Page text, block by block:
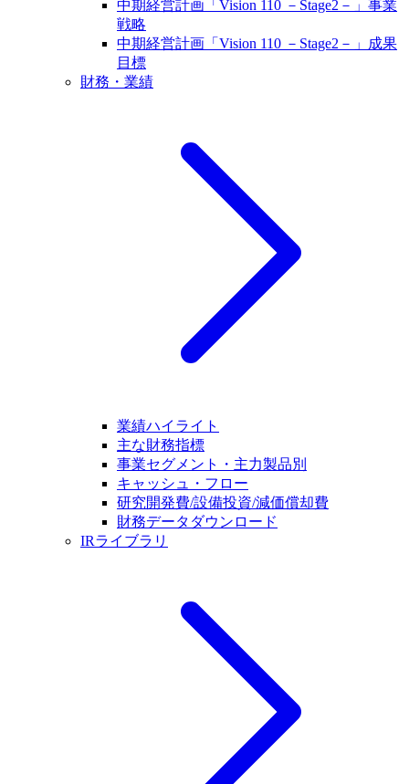
中期経営計画「Vision 110 －Stage2－」事業
戦略
中期経営計画「Vision 110 －Stage2－」成果
目標
財務・業績
業績ハイライト
主な財務指標
事業セグメント・主力製品別
キャッシュ・フロー
研究開発費/設備投資/減価償却費
財務データダウンロード
IRライブラリ